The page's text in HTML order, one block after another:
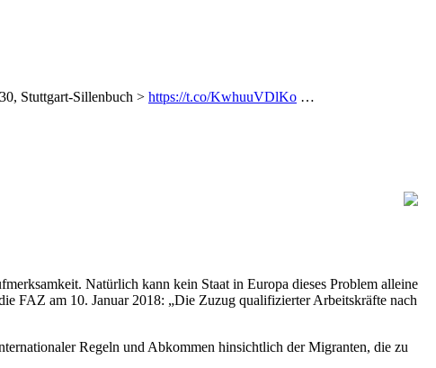
Stuttgart-Sillenbuch > https://t.co/KwhuuVDlKo …
Natürlich kann kein Staat in Europa dieses Problem alleine
FAZ am 10. Januar 2018: „Die Zuzug qualifizierter Arbeitskräfte nach
Regeln und Abkommen hinsichtlich der Migranten, die zu